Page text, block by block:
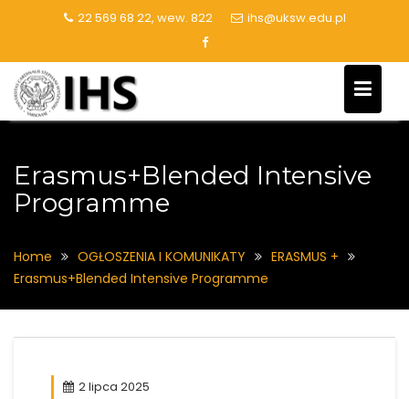
22 569 68 22, wew. 822 ihs@uksw.edu.pl
Erasmus+Blended Intensive
Programme
Home OGŁOSZENIA I KOMUNIKATY
ERASMUS +
Erasmus+Blended Intensive Programme
2 lipca 2025